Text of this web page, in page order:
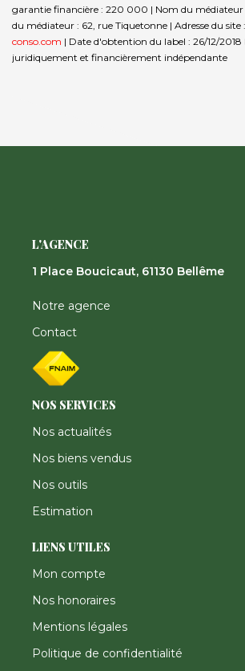
garantie financière : 220 000 | Nom du médiateur
du médiateur : 62, rue Tiquetonne | Adresse du site :
conso.com | Date d'obtention du label : 26/12/2018
juridiquement et financièrement indépendante
L'AGENCE
1 Place Boucicaut, 61130 Bellême
Notre agence
Contact
NOS SERVICES
Nos actualités
Nos biens vendus
Nos outils
Estimation
LIENS UTILES
Mon compte
Nos honoraires
Mentions légales
Politique de confidentialité